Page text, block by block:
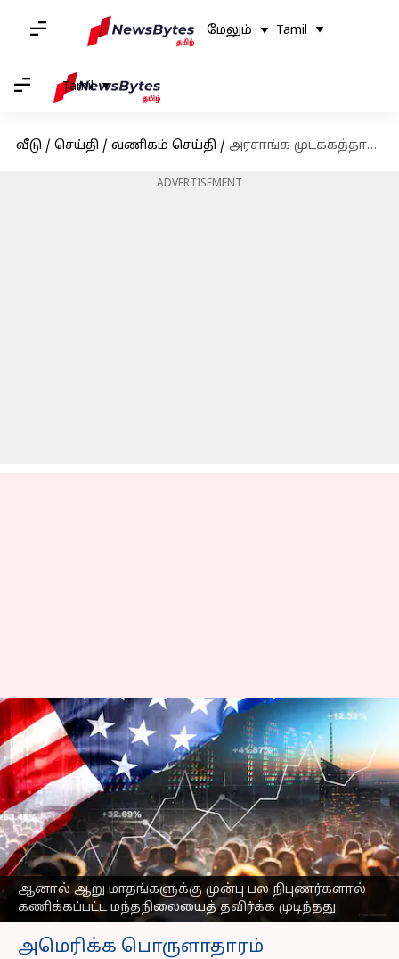
மேலும் Tamil
Tamil
வீடு / செய்தி / வணிகம் செய்தி / அரசாங்க முடக்கத்தால் அமெரிக்கப் பொருளாதாரம் மந்தநிலையைச் சந்திக்கிறதா?
ADVERTISEMENT
ஆனால் ஆறு மாதங்களுக்கு முன்பு பல நிபுணர்களால்
கணிக்கப்பட்ட மந்தநிலையைத் தவிர்க்க முடிந்தது
அரசாங்க முடக்கத்தால்
அமெரிக்கப்
பொருளாதாரம்
மந்தநிலையைச்
சந்திக்கிறதா?
எழுதியவர் Venkatalakshmi V Oct 09, 2025 11:51 am
செய்தி முன்னோட்டம்
அமெரிக்க பொருளாதாரம்